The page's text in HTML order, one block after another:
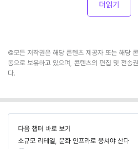
더읽기
©모든 저작권은 해당 콘텐츠 제공자 또는 해당
동으로 보유하고 있으며, 콘텐츠의 편집 및 전송
다.
다음 챕터 바로 보기
소규모 리테일, 문화 인프라로 뭉쳐야 산다